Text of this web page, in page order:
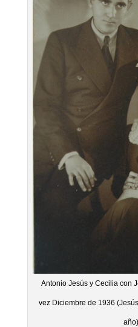
Antonio Jesús y Cecilia con
vez Diciembre de 1936
año)